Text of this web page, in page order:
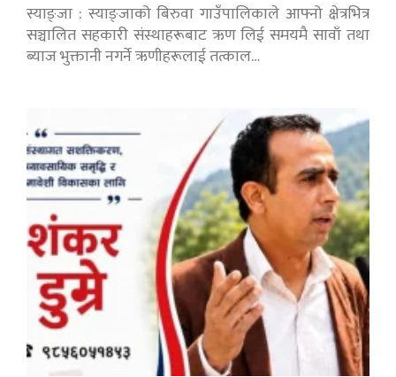
स्याङ्जा : स्याङ्जाको बिरुवा गाउँपालिकाले आफ्नो क्षेत्रभित्र
सञ्चालित सहकारी संस्थाहरूबाट ऋण लिई समयमै सावाँ तथा
ब्याज भुक्तानी नगर्ने ऋणीहरूलाई तत्काल…